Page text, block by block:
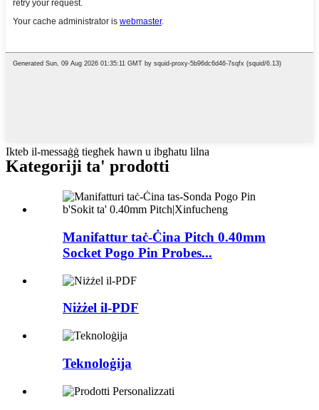
Ikteb il-messaġġ tiegħek hawn u ibgħatu lilna
Kategoriji ta' prodotti
Manifattur taċ-Ċina Pitch 0.40mm
Socket Pogo Pin Probes...
Niżżel il-PDF
Teknoloġija